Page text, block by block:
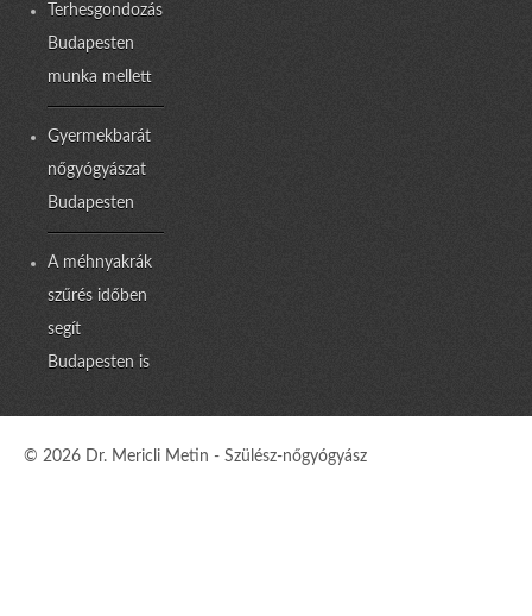
Terhesgondozás
Budapesten
munka mellett
Gyermekbarát
nőgyógyászat
Budapesten
A méhnyakrák
szűrés időben
segít
Budapesten is
© 2026 Dr. Mericli Metin - Szülész-nőgyógyász